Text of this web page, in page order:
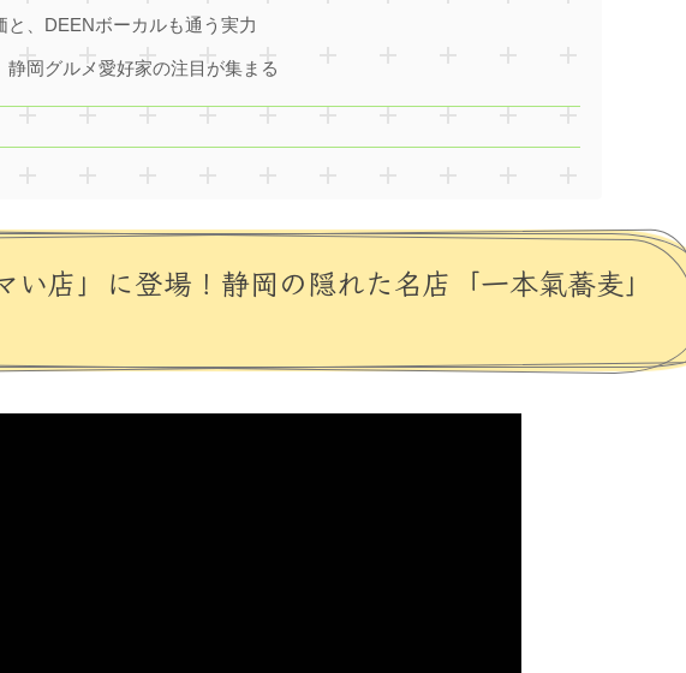
と、DEENボーカルも通う実力
静岡グルメ愛好家の注目が集まる
い店」に登場！静岡の隠れた名店「一本氣蕎麦」